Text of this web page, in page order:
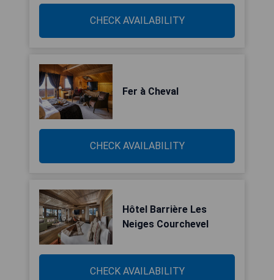
CHECK AVAILABILITY
Fer à Cheval
CHECK AVAILABILITY
Hôtel Barrière Les
Neiges Courchevel
CHECK AVAILABILITY